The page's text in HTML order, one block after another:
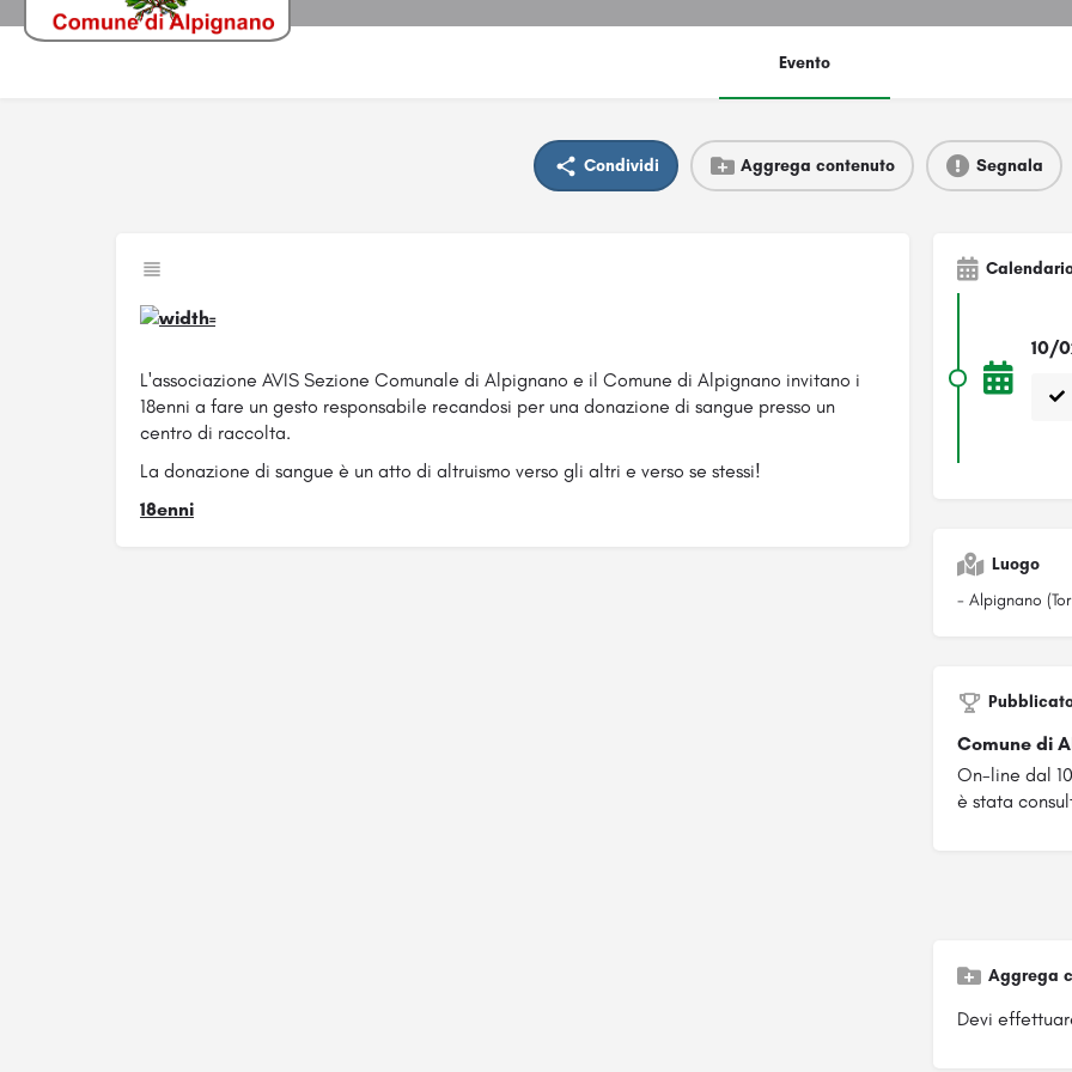
Evento
Condividi Aggrega contenuto Segnala
L'associazione AVIS Sezione Comunale di Alpignano e il Comune di Alpignano invitano i
18enni a fare un gesto responsabile recandosi per una donazione di sangue presso un
centro di raccolta.
La donazione di sangue è un atto di altruismo verso gli altri e verso se stessi!
18enni
10/
Luogo
- Alpignano
Comune di
On-line dal
è stata
Aggrega
Devi